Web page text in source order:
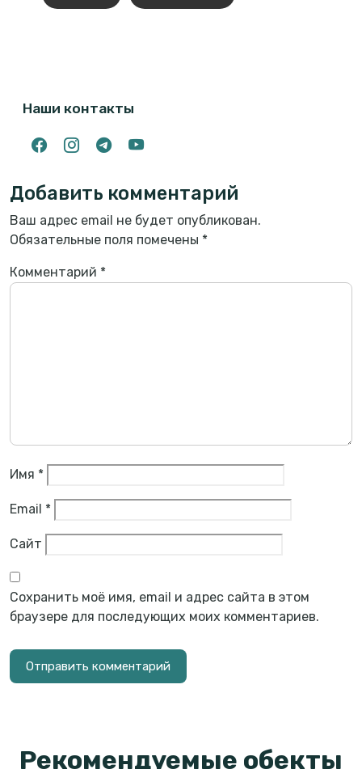
Наши контакты
Добавить комментарий
Ваш адрес email не будет опубликован.
Обязательные поля помечены *
Комментарий *
Имя *
Email *
Сайт
Сохранить моё имя, email и адрес сайта в этом
браузере для последующих моих комментариев.
Рекомендуемые обекты